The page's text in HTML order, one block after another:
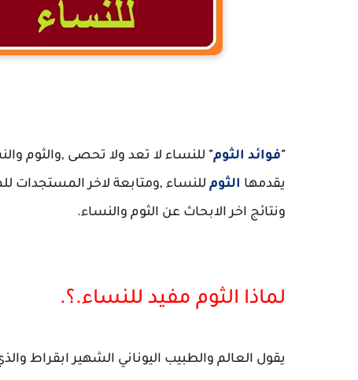
"فوائد الثوم" للنساء لا تعد ولا تحصى ,والثوم
يقدمها الثوم للنساء ,ومتابعة لاخر المستجدات
ونتائج اخر الابحاث عن الثوم والنساء.
لماذا الثوم مفيد للنساء.؟.
يقول العالم والطبيب اليوناني الشهير ابقراط